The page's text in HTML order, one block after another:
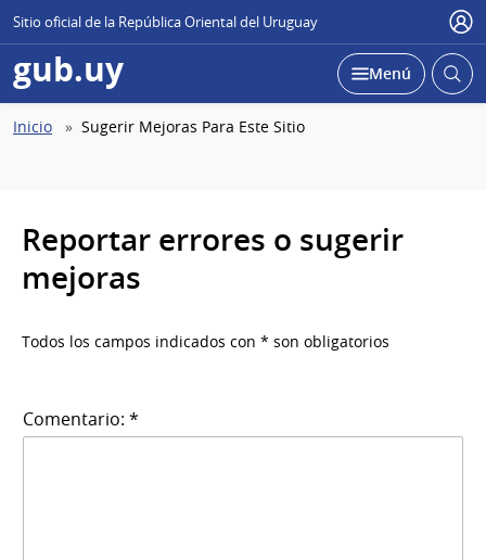
Sitio oficial de la República Oriental del Uruguay
gub.uy Abierta
Desplegar
Menú Abrir
Ruta
Inicio Sugerir Mejoras Para Este Sitio
Reportar errores o sugerir
mejoras
Todos los campos indicados con * son obligatorios
Comentario: *